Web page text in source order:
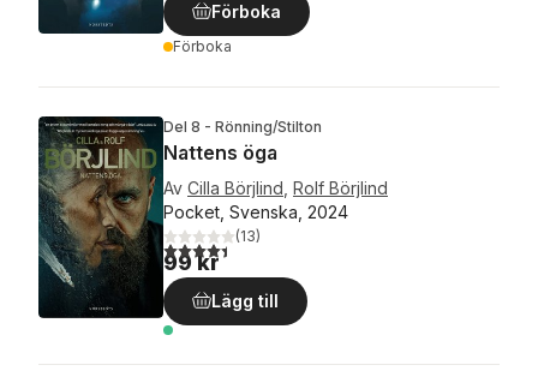
Förboka
Förboka
Del 8 - Rönning/Stilton
Nattens öga
Av Cilla Börjlind Rolf Börjlind
Pocket, Svenska, 2024
4,4utav 5 stjärnor. Totalt antal röster:
(13)
99 kr
Lägg till